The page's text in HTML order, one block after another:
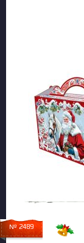
№ 2489